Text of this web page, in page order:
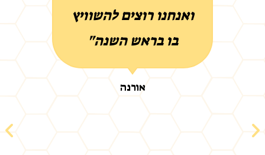
ואנחנו רוצים להשוויץ
בו בראש השנה"
אורנה